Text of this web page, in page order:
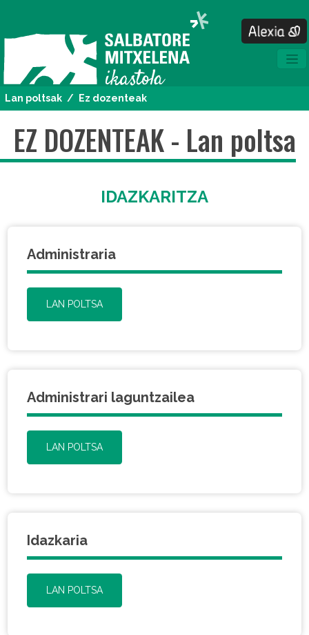
Lan poltsak Ez dozenteak
EZ DOZENTEAK - Lan poltsa
IDAZKARITZA
Administraria
LAN POLTSA
Administrari laguntzailea
LAN POLTSA
Idazkaria
LAN POLTSA